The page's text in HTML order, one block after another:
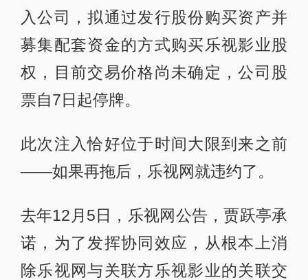
入公司，拟通过发行股份购买资产并
募集配套资金的方式购买乐视影业股
权，目前交易价格尚未确定，公司股
票自7日起停牌。
此次注入恰好位于时间大限到来之前
——如果再拖后，乐视网就违约了。
去年12月5日，乐视网公告，贾跃亭承
诺，为了发挥协同效应，从根本上消
除乐视网与关联方乐视影业的关联交